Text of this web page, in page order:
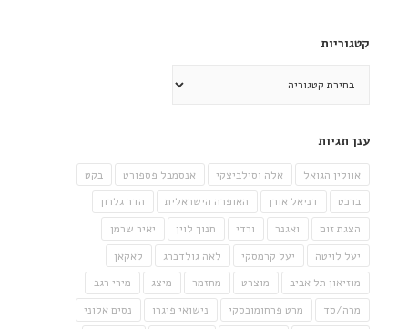
קטגוריות
ענן תגיות
אוולין הגואל אלה וסילביצקי אנסמבל פספורט
בקט
ברכט
דניאל אורן האופרה הישראלית
הדר גלרון
הצגת זום
ואגנר ורדי חנוך לוין
יאיר שרמן
יעל לויטה
יעל קרמסקי לאה גולדברג
לאקאן
מוזיאון תל אביב
מוצרט מחזמר מיצג
מירי רגב
מרה/סד
מרט פרחומובסקי נישואי פיגרו
נסים אלוני